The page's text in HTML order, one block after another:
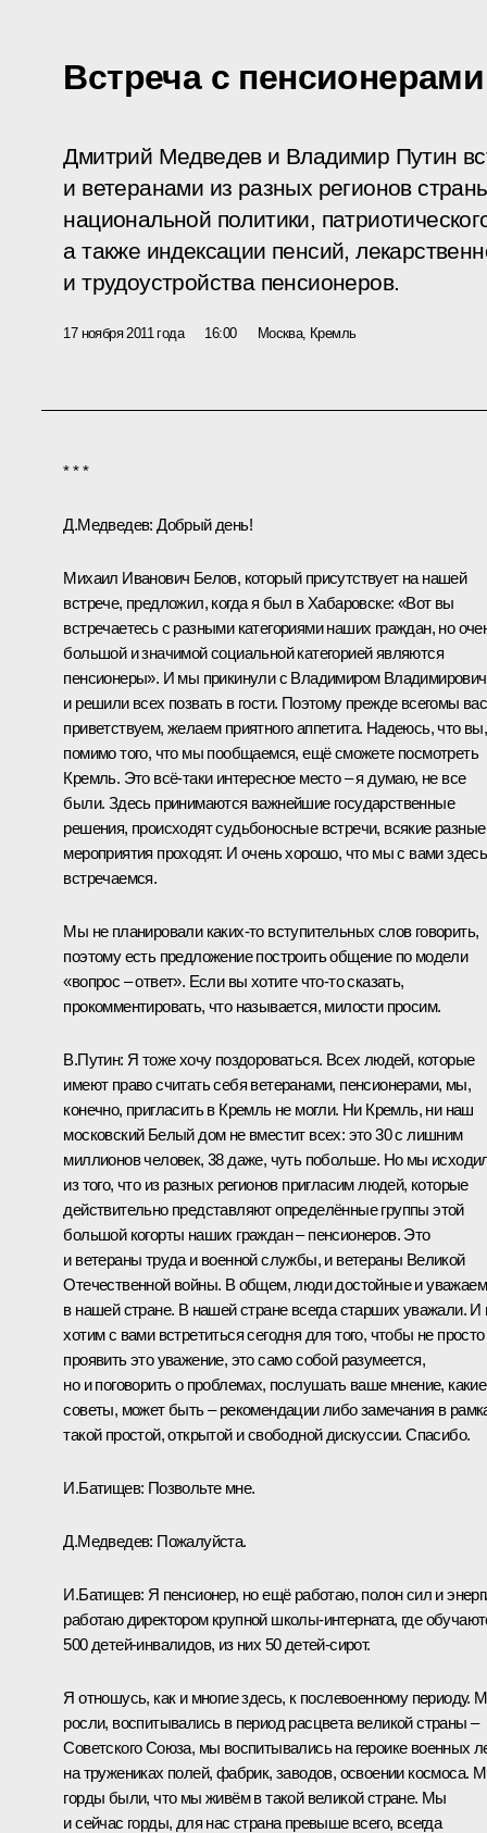
Встреча с
Дмитрий Медведев и Владимир Путин
и ветеранами из разных регионов
национальной политики,
а также индексации пенсий,
и трудоустройства пенсионеров.
17 ноября 2011 года 16:00 Москва, Кремль
* * *
Д.Медведев:Добрый день!
Михаил Иванович Белов, который присутствует на нашей
встрече, предложил, когда я был в Хабаровске: «Вот вы
встречаетесь с разными категориями наших граждан, но
большой и значимой социальной категорией являются
пенсионеры». И мы прикинули с Владимиром
и решили всех позвать в гости. Поэтому прежде всегомы вас
приветствуем, желаем приятного аппетита. Надеюсь, что вы,
помимо того, что мы пообщаемся, ещё сможете посмотреть
Кремль. Это всё‑таки интересное место – я думаю, не все
были. Здесь принимаются важнейшие государственные
решения, происходят судьбоносные встречи, всякие разные
мероприятия проходят. И очень хорошо, что мы с вами здесь
встречаемся.
Мы не планировали каких‑то вступительных слов говорить,
поэтому есть предложение построить общение по модели
«вопрос – ответ». Если вы хотите что‑то сказать,
прокомментировать, что называется, милости просим.
В.Путин: Я тоже хочу поздороваться. Всех людей, которые
имеют право считать себя ветеранами, пенсионерами, мы,
конечно, пригласить в Кремль не могли. Ни Кремль, ни наш
московский Белый дом не вместит всех: это 30 с лишним
миллионов человек, 38 даже, чуть побольше. Но мы
из того, что из разных регионов пригласим людей, которые
действительно представляют определённые группы этой
большой когорты наших граждан – пенсионеров. Это
и ветераны труда и военной службы, и ветераны Великой
Отечественной войны. В общем, люди достойные и
в нашей стране. В нашей стране всегда старших уважали.
хотим с вами встретиться сегодня для того, чтобы не просто
проявить это уважение, это само собой разумеется,
но и поговорить о проблемах, послушать ваше мнение,
советы, может быть – рекомендации либо замечания в
такой простой, открытой и свободной дискуссии. Спасибо.
И.Батищев: Позвольте мне.
Д.Медведев: Пожалуйста.
И.Батищев: Я пенсионер, но ещё работаю, полон сил и
работаю директором крупной школы-интерната, где
500 детей-инвалидов, из них 50 детей-сирот.
Я отношусь, как и многие здесь, к послевоенному периоду.
росли, воспитывались в период расцвета великой страны –
Советского Союза, мы воспитывались на героике военных
на тружениках полей, фабрик, заводов, освоении космоса.
горды были, что мы живём в такой великой стране. Мы
и сейчас горды, для нас страна превыше всего, всегда